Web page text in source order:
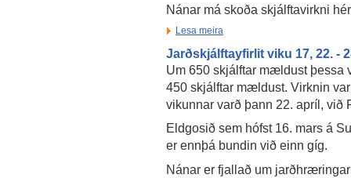
Nánar má skoða skjálftavirkni
Lesa meira
Jarðskjálftayfirlit viku 17, 22. -
Um 650 skjálftar mældust þessa
450 skjálftar mældust. Virknin
vikunnar varð þann 22. apríl,
Eldgosið sem hófst 16. mars á
er ennþá bundin við einn gíg.
Nánar er fjallað um